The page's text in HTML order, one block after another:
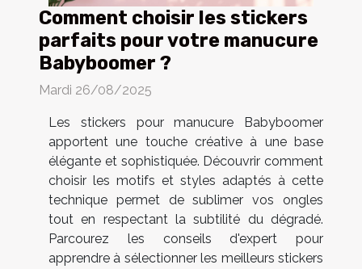
Comment choisir les stickers
parfaits pour votre manucure
Babyboomer ?
Mardi 26/08/2025
Les stickers pour manucure Babyboomer
apportent une touche créative à une base
élégante et sophistiquée. Découvrir comment
choisir les motifs et styles adaptés à cette
technique permet de sublimer vos ongles
tout en respectant la subtilité du dégradé.
Parcourez les conseils d'expert pour
apprendre à sélectionner les meilleurs stickers